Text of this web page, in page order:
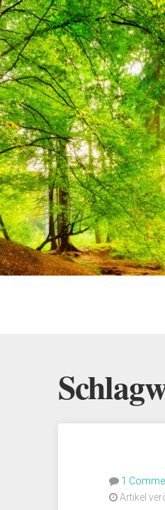
1
Artikel